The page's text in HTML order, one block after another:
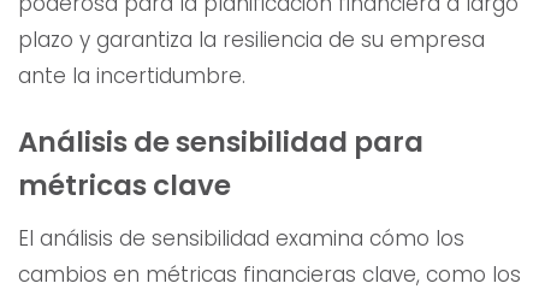
plazo y garantiza la resiliencia de su empresa
ante la incertidumbre.
Análisis de sensibilidad para
métricas clave
El análisis de sensibilidad examina cómo los
cambios en métricas financieras clave, como los